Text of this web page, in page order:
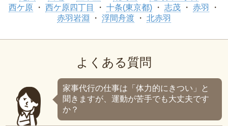
西ケ原
西ケ原四丁目 十条(東京都) 志茂
赤羽
赤羽岩淵
浮間舟渡 北赤羽
よくある質問
家事代行の仕事は「体力的にきつい」と
聞きますが、運動が苦手でも大丈夫です
か？